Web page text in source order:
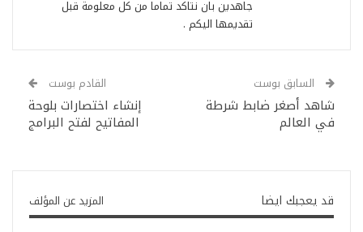
جاهدين بان نتاكد تماما من كل معلومة قبل
تقديمها اليكم .
السابق بوست
شاهد أصغر ضابط شرطة
في العالم
القادم بوست
إنشاء اختصارات بلوحة
المفاتيح لفتح البرامج
قد يعجبك ايضا المزيد عن المؤلف